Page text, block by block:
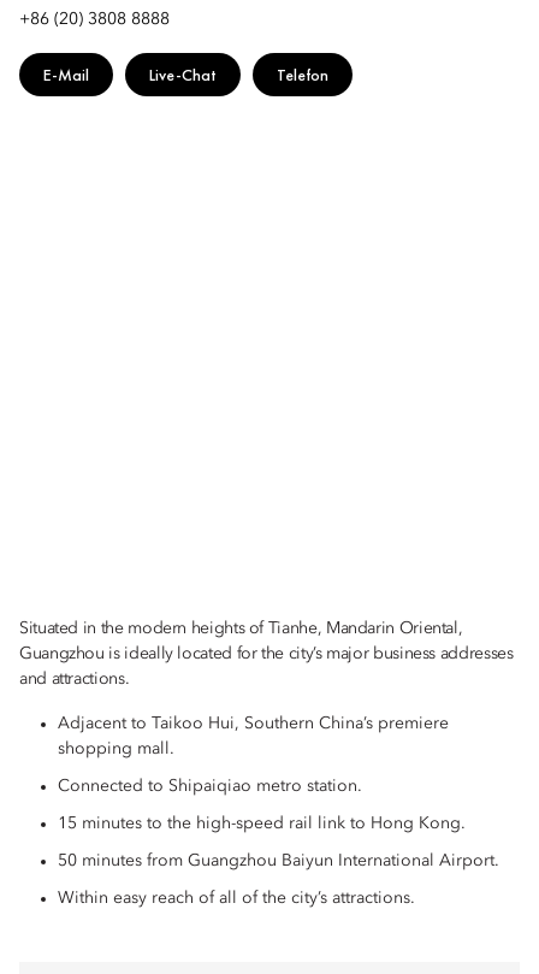
+86 (20) 3808 8888
E-Mail Live-Chat Telefon
Situated in the modern heights of Tianhe, Mandarin Oriental,
Guangzhou is ideally located for the city’s major business addresses
and attractions.
Adjacent to Taikoo Hui, Southern China’s premiere
shopping mall.
Connected to Shipaiqiao metro station.
15 minutes to the high-speed rail link to Hong Kong.
50 minutes from Guangzhou Baiyun International Airport.
Within easy reach of all of the city’s attractions.